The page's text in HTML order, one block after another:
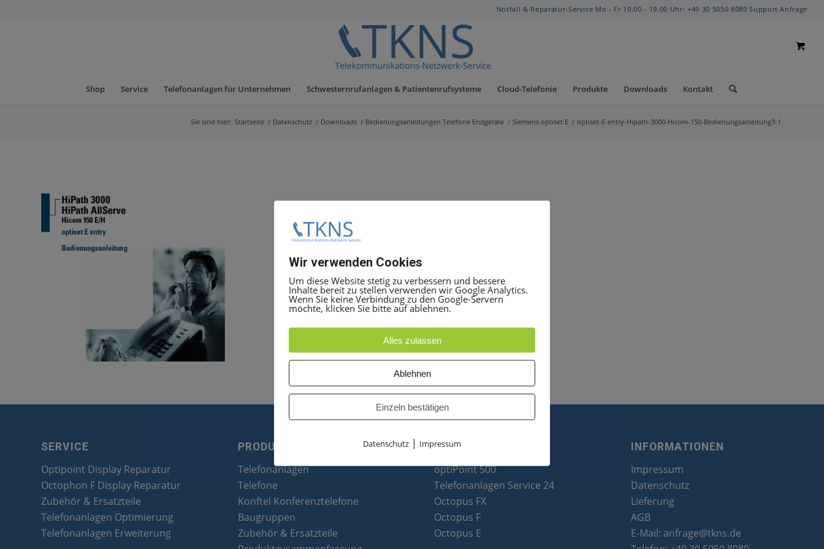
Notfall & Reparatur-Service Mo - Fr 10.00 - 19.00 Uhr: +49 30 5050 8080 Support Anfrage
Shop Service Telefonanlagen für Unternehmen Schwesternrufanlagen & Patientenrufsysteme Cloud-Telefonie Produkte Downloads Kontakt
Sie sind hier: Startseite / Datenschutz / Downloads / Bedienungsanleitungen Telefone Endgeräte / Siemens optiset E / optiset-E-entry-Hipath-3000-Hicom-150-Bedienungsanleitung3-1
SERVICE
Optipoint Display Reparatur
Octophon F Display Reparatur
Zubehör & Ersatzteile
Telefonanlagen Optimierung
Telefonanlagen Erweiterung
PRODUKTE
Telefonanlagen
Telefone
Konftel Konferenztelefone
Baugruppen
Zubehör & Ersatzteile
PARTNER
optiPoint 500
Telefonanlagen Service 24
Octopus FX
Octopus F
Octopus E
INFORMATIONEN
Impressum
Datenschutz
Lieferung
AGB
E-Mail: anfrage@tkns.de
Wir verwenden Cookies
Um diese Website stetig zu verbessern und bessere
Inhalte bereit zu stellen verwenden wir Google Analytics.
Wenn Sie keine Verbindung zu den Google-Servern
möchte, klicken Sie bitte auf ablehnen.
Alles zulassen
Ablehnen
Einzeln bestätigen
Datenschutz | Impressum